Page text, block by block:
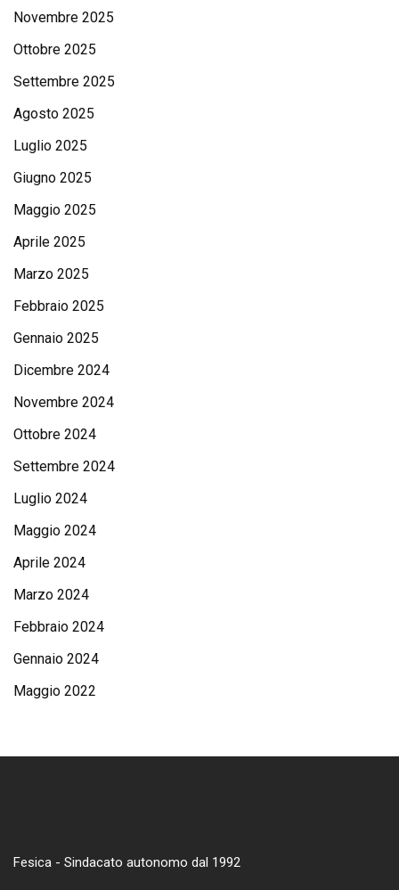
Novembre 2025
Ottobre 2025
Settembre 2025
Agosto 2025
Luglio 2025
Giugno 2025
Maggio 2025
Aprile 2025
Marzo 2025
Febbraio 2025
Gennaio 2025
Dicembre 2024
Novembre 2024
Ottobre 2024
Settembre 2024
Luglio 2024
Maggio 2024
Aprile 2024
Marzo 2024
Febbraio 2024
Gennaio 2024
Maggio 2022
Fesica - Sindacato autonomo dal 1992